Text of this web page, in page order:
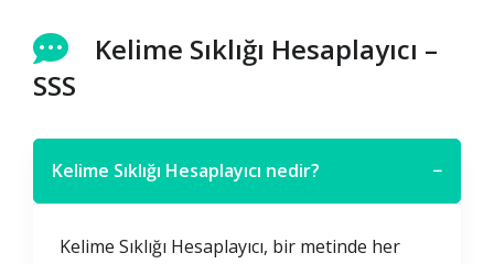
Kelime Sıklığı Hesaplayıcı –
SSS
Kelime Sıklığı Hesaplayıcı nedir? −
Kelime Sıklığı Hesaplayıcı, bir metinde her